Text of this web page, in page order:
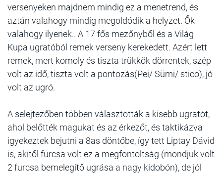
versenyeken majdnem mindig ez a menetrend, és
aztán valahogy mindig megoldódik a helyzet. Ők
valahogy ilyenek.. A 17 fős mezőnyből és a Világ
Kupa ugratóból remek verseny kerekedett. Azért lett
remek, mert komoly és tiszta trükkök dörrentek, szép
volt az idő, tiszta volt a pontozás(Pei/ Sümi/ stico), jó
volt az ugró.
A selejtezőben többen választották a kisebb ugratót,
ahol belőtték magukat és az érkezőt, és taktikázva
igyekeztek bejutni a 8as döntőbe, így tett Liptay Dávid
is, akitől furcsa volt ez a megfontoltság (mondjuk volt
2 furcsa bemelegítő ugrása a nagy kidobón), de jól